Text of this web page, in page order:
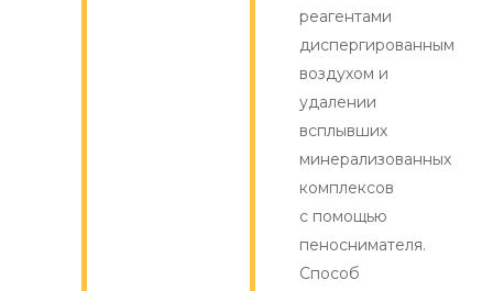
реагентами
диспергированным
воздухом и
удалении
всплывших
минерализованных
комплексов
с помощью
пеноснимателя.
Способ